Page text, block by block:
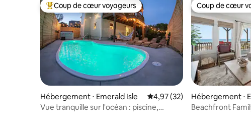
Coups de cœur voyageurs les plus appréciés
Coup de cœur voyageurs
Hébergement ⋅ Emerald Isle Évaluation moyenne sur la
4,97 (32)
Vue tranquille sur l'océan : piscine,
Coup de cœur
Coup de cœur
Hébergement ⋅
Beachfront